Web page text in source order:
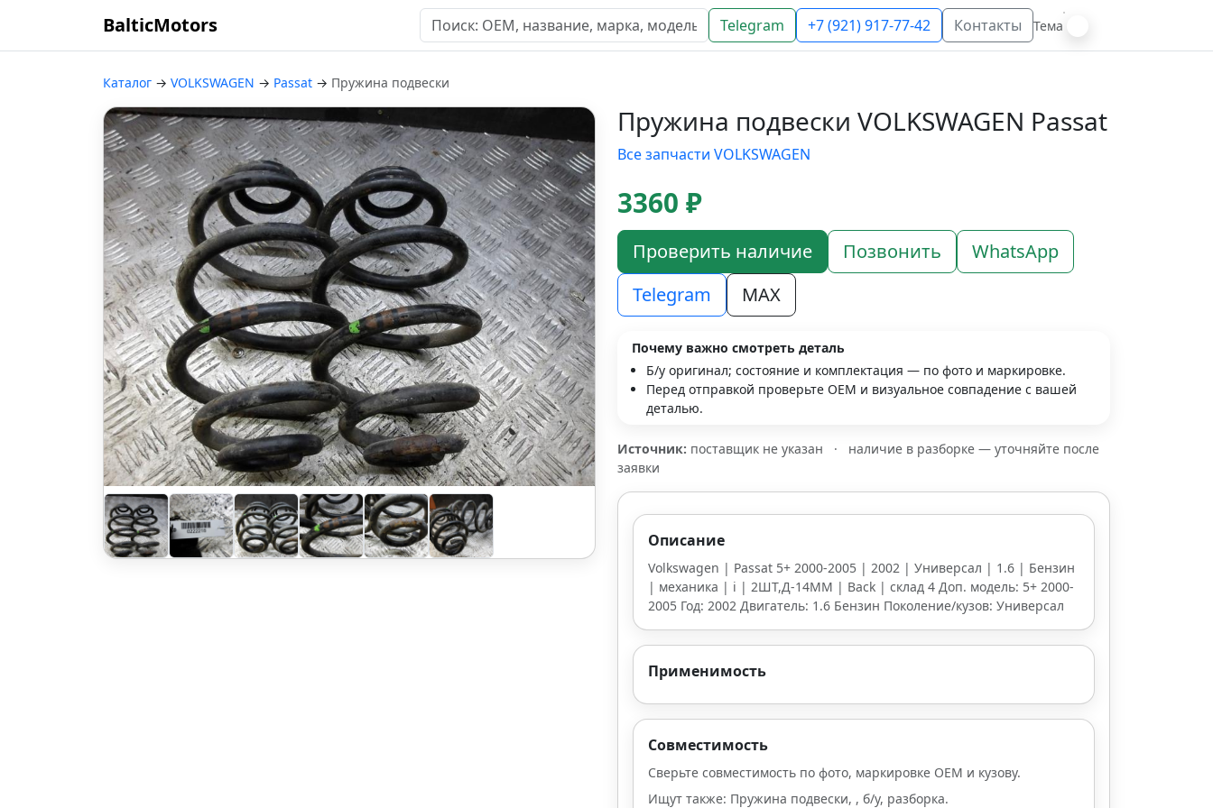
BalticMotors Telegram +7 (921) 917-77-42 Контакты Тема
Каталог → VOLKSWAGEN → Passat → Пружина подвески
Пружина подвески VOLKSWAGEN Passat
Все запчасти VOLKSWAGEN
3360 ₽
Проверить наличие Позвонить
WhatsApp
Telegram
MAX
Почему важно смотреть деталь
Б/у оригинал; состояние и комплектация — по фото и маркировке.
Перед отправкой проверьте OEM и визуальное совпадение с вашей
деталью.
Источник: поставщик не указан ·
наличие в разборке — уточняйте после
заявки
Описание
Volkswagen | Passat 5+ 2000-2005 | 2002 | Универсал | 1.6 | Бензин
| механика | i | 2ШТ,Д-14ММ | Back | склад 4 Доп. модель: 5+ 2000-
2005 Год: 2002 Двигатель: 1.6 Бензин Поколение/кузов: Универсал
Применимость
Совместимость
Сверьте совместимость по фото, маркировке OEM и кузову.
Ищут также: Пружина подвески, , б/у, разборка.